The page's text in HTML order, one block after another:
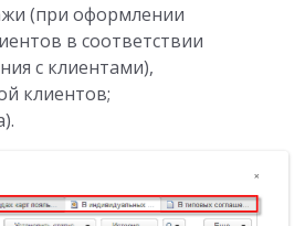
(при оформлении
в соответствии
с клиентами),
клиентов;